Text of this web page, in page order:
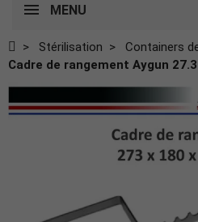
MENU
Stérilisation
Containers
Cadre de rangement Aygun